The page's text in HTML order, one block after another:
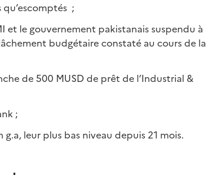
qu’escomptés ;
et le gouvernement pakistanais suspendu à
budgétaire constaté au cours de la
de 500 MUSD de prêt de l’Industrial &
;
leur plus bas niveau depuis 21 mois.